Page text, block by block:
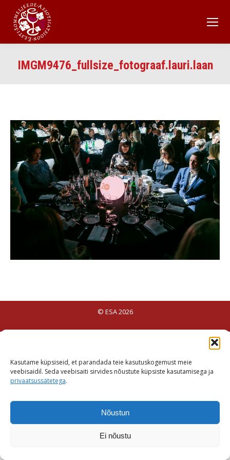
Kasutame küpsiseid, et parandada teie kasutuskogemust meie
veebisaidil. Seda veebisaiti sirvides nõustute küpsiste kasutamisega ja
privaatsussätetega.
Nõustun
Ei nõustu
IMGM9476_fullsize_fotograaf.lauri.laan
© ESA 2026